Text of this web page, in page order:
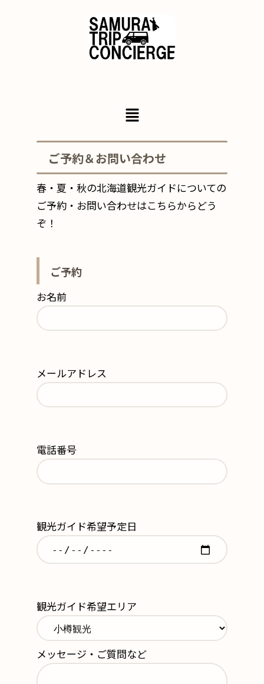
ご予約＆お問い合わせ
春・夏・秋の北海道観光ガイドについての
ご予約・お問い合わせはこちらからどう
ぞ！
ご予約
お名前
メールアドレス
電話番号
観光ガイド希望予定日
観光ガイド希望エリア
メッセージ・ご質問など